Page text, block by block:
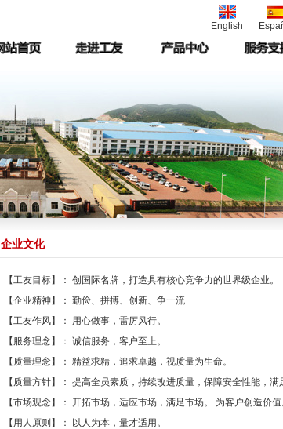
English
企业文化
【工友目标】： 创国际名牌，打造具有核心竞争力的世界级企业。
【企业精神】： 勤俭、拼搏、创新、争一流
【工友作风】： 用心做事，雷厉风行。
【服务理念】： 诚信服务，客户至上。
【质量理念】： 精益求精，追求卓越，视质量为生命。
【质量方针】： 提高全员素质，持续改进质量，保障安全性能，满
【市场观念】： 开拓市场，适应市场，满足市场。 为客户创造价值
【用人原则】： 以人为本，量才适用。